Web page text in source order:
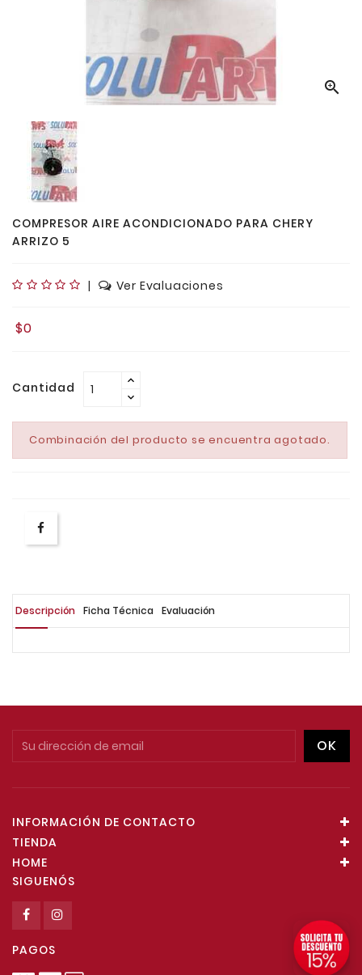

COMPRESOR AIRE ACONDICIONADO PARA CHERY
ARRIZO 5
| Ver Evaluaciones
$0
Cantidad
Combinación del producto se encuentra agotado.
Descripción Ficha Técnica Evaluación
INFORMACIÓN DE CONTACTO
TIENDA
HOME
SIGUENÓS
PAGOS